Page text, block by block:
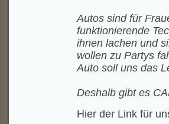
Autos sind für
funktionierende
ihnen lachen und
wollen zu Partys
Auto soll uns das
Deshalb gibt es
Hier der Link für